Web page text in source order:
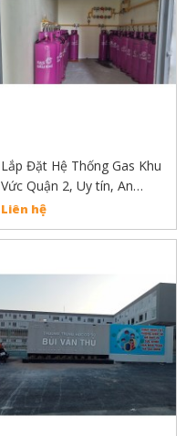
Lắp Đặt Hệ Thống Gas Khu
Vức Quận 2, Uy tín, An
Toàn, Chất Lượng
Liên hệ